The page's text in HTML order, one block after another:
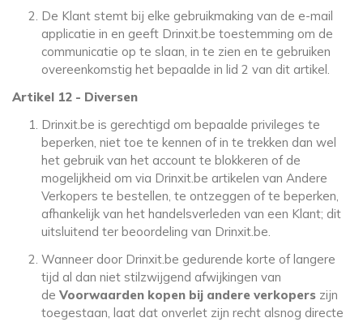
De Klant stemt bij elke gebruikmaking van de e-mail
applicatie in en geeft Drinxit.be toestemming om de
communicatie op te slaan, in te zien en te gebruiken
overeenkomstig het bepaalde in lid 2 van dit artikel.
Artikel 12 - Diversen
Drinxit.be is gerechtigd om bepaalde privileges te
beperken, niet toe te kennen of in te trekken dan wel
het gebruik van het account te blokkeren of de
mogelijkheid om via Drinxit.be artikelen van Andere
Verkopers te bestellen, te ontzeggen of te beperken,
afhankelijk van het handelsverleden van een Klant; dit
uitsluitend ter beoordeling van Drinxit.be.
Wanneer door Drinxit.be gedurende korte of langere
tijd al dan niet stilzwijgend afwijkingen van
de Voorwaarden kopen bij andere verkopers zijn
toegestaan, laat dat onverlet zijn recht alsnog directe